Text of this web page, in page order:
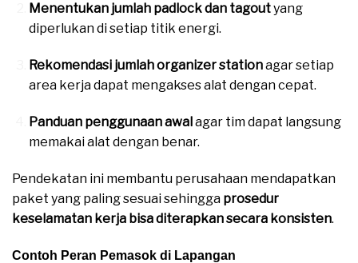
Menentukan jumlah padlock dan tagoutyang
diperlukan di setiap titik energi.
Rekomendasi jumlah organizer stationagar setiap
area kerja dapat mengakses alat dengan cepat.
Panduan penggunaan awalagar tim dapat langsung
memakai alat dengan benar.
Pendekatan ini membantu perusahaan mendapatkan
paket yang paling sesuai sehingga prosedur
keselamatan kerja bisa diterapkan secara konsisten.
Contoh Peran Pemasok di Lapangan